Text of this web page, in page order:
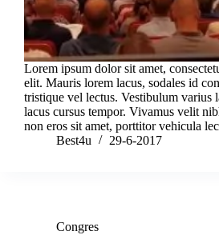
Lorem ipsum dolor sit amet,
elit. Mauris lorem lacus, sodales id
tristique vel lectus. Vestibulum varius
lacus cursus tempor. Vivamus velit
non eros sit amet, porttitor vehicula
Best4u
29-6-2017
Congres